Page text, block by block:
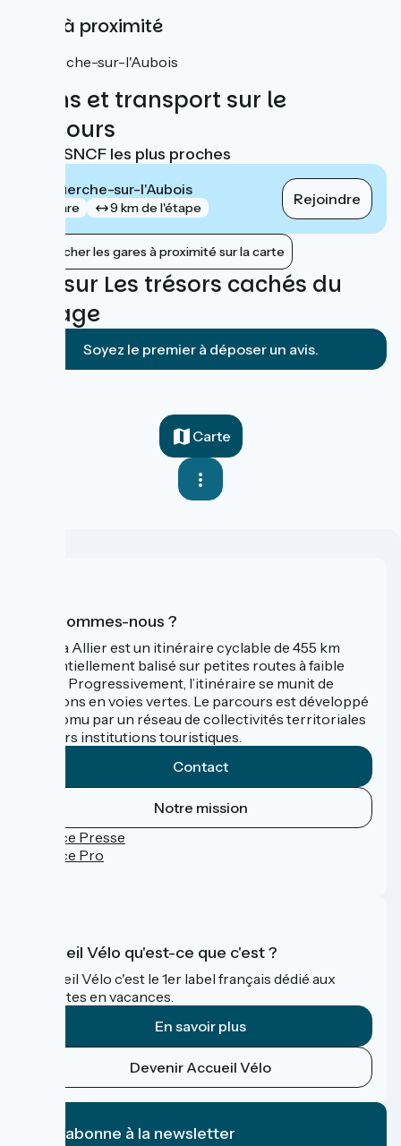
Gare à proximité
La Guerche-sur-l'Aubois
Trains et transport sur le
parcours
Gares SNCF les plus proches
La Guerche-sur-l'Aubois
gare 9 km de l'étape Rejoindre
Afficher les gares à proximité sur la carte
Avis sur Les trésors cachés du
bocage
Soyez le premier à déposer un avis.
Carte
Qui sommes-nous ?
La Via Allier est un itinéraire cyclable de 455 km
essentiellement balisé sur petites routes à faible
trafic. Progressivement, l’itinéraire se munit de
sections en voies vertes. Le parcours est développé
et promu par un réseau de collectivités territoriales
et leurs institutions touristiques.
Contact
Notre mission
Espace Presse
Espace Pro
Accueil Vélo qu'est-ce que c'est ?
Accueil Vélo c'est le 1er label français dédié aux
cyclistes en vacances.
En savoir plus
Devenir Accueil Vélo
Je m'abonne à la newsletter